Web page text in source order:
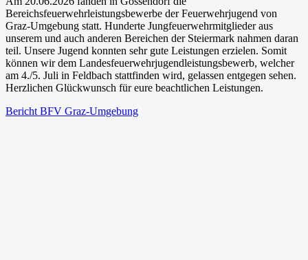
beim
Bereichsbewerb
in
Gössendorf
erfolgreich
Bereichsfeuerwehrleistungsbewerbe der Feuerwehrjugend von
Graz-Umgebung statt. Hunderte Jungfeuerwehrmitglieder aus
unserem und auch anderen Bereichen der Steiermark nahmen daran
teil. Unsere Jugend konnten sehr gute Leistungen erzielen. Somit
können wir dem Landesfeuerwehrjugendleistungsbewerb, welcher
am 4./5. Juli in Feldbach stattfinden wird, gelassen entgegen sehen.
Herzlichen Glückwunsch für eure beachtlichen Leistungen.
Bericht BFV Graz-Umgebung